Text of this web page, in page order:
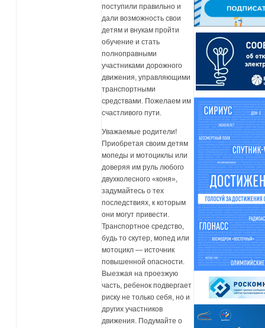
поступили правильно и
дали возможность свои
детям и внукам пройти
обучение и стать
полноправными
участниками дорожного
движения, управляющими
транспортными
средствами. Пожелаем им
счастливого пути.
Уважаемые родители!
Приобретая своим детям
мопеды и мотоциклы или
доверяя им руль любого
двухколесного «коня»,
задумайтесь о тех
последствиях, к которым
они могут привести.
Транспортное средство,
будь то скутер, мопед или
мотоцикл — источник
повышенной опасности.
Выезжая на проезжую
часть, ребенок подвергает
риску не только себя, но и
других участников
движения. Подумайте о